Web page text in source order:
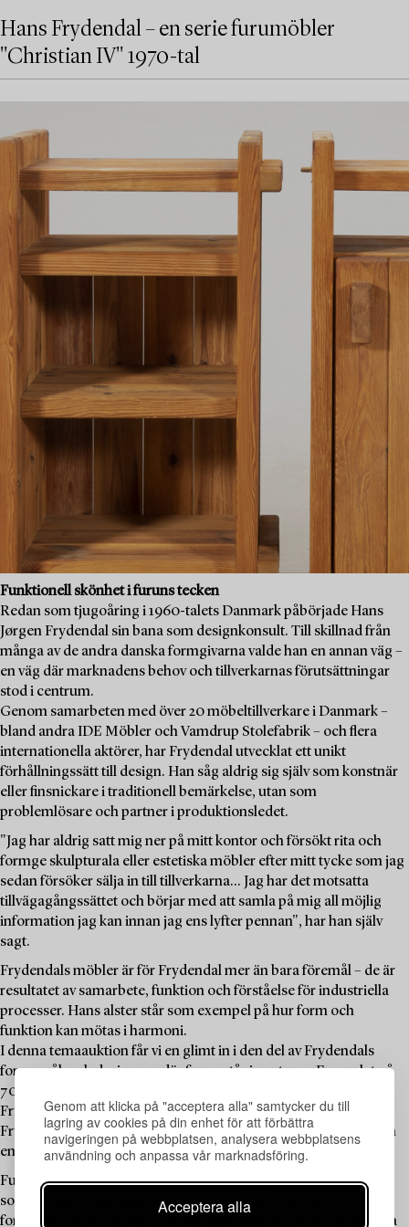
Genom att klicka på "acceptera alla" samtycker du till
lagring av cookies på din enhet för att förbättra
navigeringen på webbplatsen, analysera webbplatsens
användning och anpassa vår marknadsföring.
Acceptera alla
Hans Frydendal – en serie furumöbler
"Christian IV" 1970-tal
Funktionell skönhet i furuns tecken
Redan som tjugoåring i 1960-talets Danmark påbörjade Hans
Jørgen Frydendal sin bana som designkonsult. Till skillnad från
många av de andra danska formgivarna valde han en annan väg –
en väg där marknadens behov och tillverkarnas förutsättningar
stod i centrum.
Genom samarbeten med över 20 möbeltillverkare i Danmark –
bland andra IDE Möbler och Vamdrup Stolefabrik – och flera
internationella aktörer, har Frydendal utvecklat ett unikt
förhållningssätt till design. Han såg aldrig sig själv som konstnär
eller finsnickare i traditionell bemärkelse, utan som
problemlösare och partner i produktionsledet.
"Jag har aldrig satt mig ner på mitt kontor och försökt rita och
formge skulpturala eller estetiska möbler efter mitt tycke som jag
sedan försöker sälja in till tillverkarna... Jag har det motsatta
tillvägagångssättet och börjar med att samla på mig all möjlig
information jag kan innan jag ens lyfter pennan", har han själv
sagt.
Frydendals möbler är för Frydendal mer än bara föremål – de är
resultatet av samarbete, funktion och förståelse för industriella
processer. Hans alster står som exempel på hur form och
funktion kan mötas i harmoni.
I denna temaauktion får vi en glimt in i den del av Frydendals
formspråk och designarv, där furun står i centrum. Furuvalet på
70-talet inte bara typiskt för tiden men också typiskt för
Frydendal – det är ett material som bär många av de värden
Frydendal förespråkade: hållbarhet, tillgänglighet, enkelhet och
en naturlig skönhet med sin ådring.
Furumöblerna i denna temaauktionen speglar en rustik estetik
som tilltalar – samtidigt som de berättar historien om en
formgivare som vågade gå den industriella vägen för att tillverka